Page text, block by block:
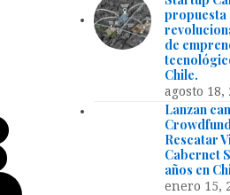
propuesta
de
Chile.
agosto 18,
Lanzan
Rescatar
Cabernet
años en
enero 15,